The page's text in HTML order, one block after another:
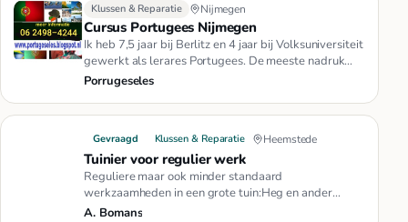
Klussen & Reparatie Nijmegen
Cursus Portugees Nijmegen
Ik heb 7,5 jaar bij Berlitz en 4 jaar bij Volksuniversiteit
gewerkt als lerares Portugees. De meeste nadruk
wordt gelegd…
Porrugeseles
Gevraagd Klussen & Reparatie Heemstede
Tuinier voor regulier werk
Reguliere maar ook minder standaard
werkzaamheden in een grote tuin:Heg en ander
struweel knippenGras maaienStapels dood…
A. Bomans